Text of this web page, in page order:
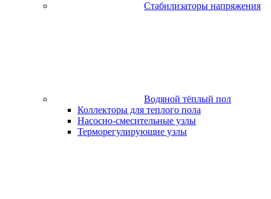
Стабилизаторы напряжения
Водяной тёплый пол
Коллекторы для теплого пола
Насосно-смесительные узлы
Терморегулирующие узлы